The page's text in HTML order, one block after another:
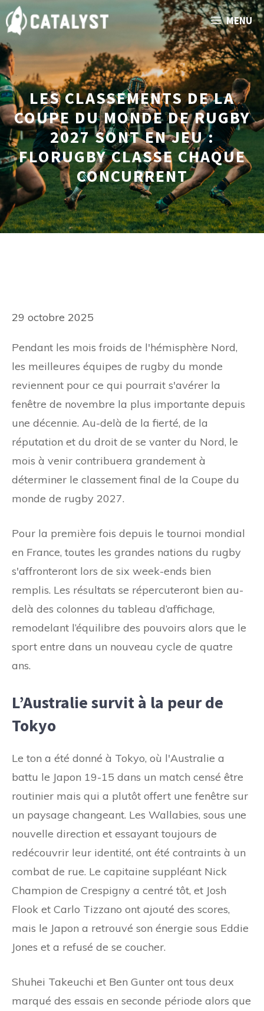
Aller
au
contenu
MENU
LES CLASSEMENTS DE LA
COUPE DU MONDE DE RUGBY
2027 SONT EN JEU :
FLORUGBY CLASSE CHAQUE
CONCURRENT
29 octobre 2025
Pendant les mois froids de l'hémisphère Nord,
les meilleures équipes de rugby du monde
reviennent pour ce qui pourrait s'avérer la
fenêtre de novembre la plus importante depuis
une décennie. Au-delà de la fierté, de la
réputation et du droit de se vanter du Nord, le
mois à venir contribuera grandement à
déterminer le classement final de la Coupe du
monde de rugby 2027.
Pour la première fois depuis le tournoi mondial
en France, toutes les grandes nations du rugby
s'affronteront lors de six week-ends bien
remplis. Les résultats se répercuteront bien au-
delà des colonnes du tableau d’affichage,
remodelant l’équilibre des pouvoirs alors que le
sport entre dans un nouveau cycle de quatre
ans.
L’Australie survit à la peur de
Tokyo
Le ton a été donné à Tokyo, où l'Australie a
battu le Japon 19-15 dans un match censé être
routinier mais qui a plutôt offert une fenêtre sur
un paysage changeant. Les Wallabies, sous une
nouvelle direction et essayant toujours de
redécouvrir leur identité, ont été contraints à un
combat de rue. Le capitaine suppléant Nick
Champion de Crespigny a centré tôt, et Josh
Flook et Carlo Tizzano ont ajouté des scores,
mais le Japon a retrouvé son énergie sous Eddie
Jones et a refusé de se coucher.
Shuhei Takeuchi et Ben Gunter ont tous deux
marqué des essais en seconde période alors que